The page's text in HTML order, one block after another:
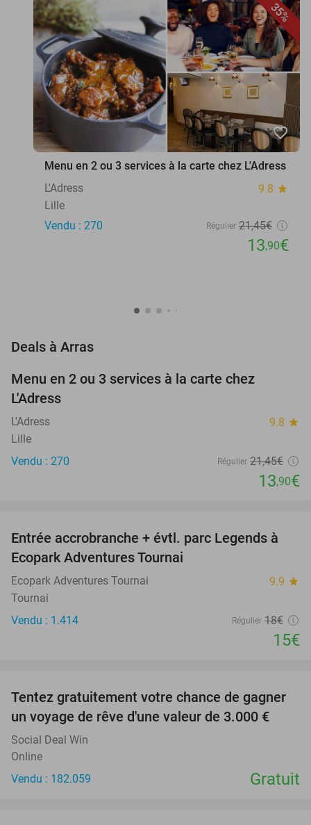
35%
favorite_border
Menu en 2 ou 3 services à la carte chez L'Adress
L'Adress
9.8 star
Lille
Vendu : 270
Régulier 21,45€
13,90€
Deals à Arras
Menu en 2 ou 3 services à la carte chez
L'Adress
L'Adress 9.8 star
Lille
Vendu : 270
Régulier 21,45€
13,90€
17%
Entrée accrobranche + évtl. parc Legends à
Ecopark Adventures Tournai
Ecopark Adventures Tournai 9.9 star
Tournai
Vendu : 1.414
Régulier 18€
15€
Tentez gratuitement votre chance de gagner
un voyage de rêve d'une valeur de 3.000 €
Social Deal Win
Online
Vendu : 182.059
Gratuit